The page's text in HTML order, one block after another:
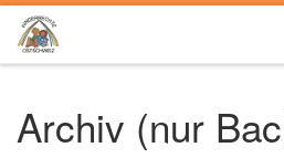
Zum Inhalt springen
Archiv (nur